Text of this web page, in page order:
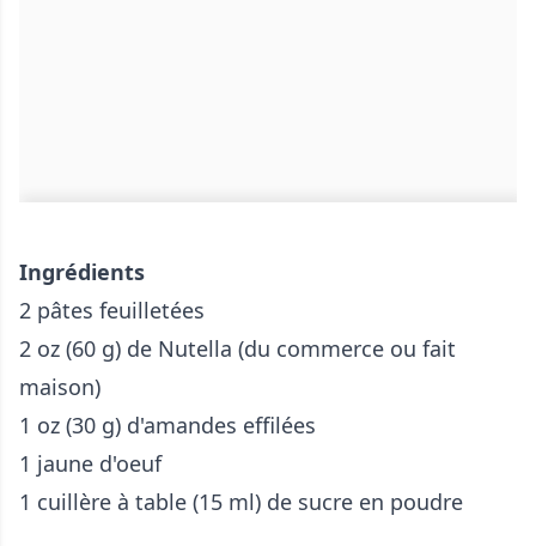
Ingrédients
2 pâtes feuilletées
2 oz (60 g) de Nutella (du commerce ou fait
maison)
1 oz (30 g) d'amandes effilées
1 jaune d'oeuf
1 cuillère à table (15 ml) de sucre en poudre